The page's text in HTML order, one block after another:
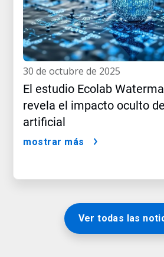
30 de octubre de 2025
El estudio Ecolab
revela el impacto oculto
artificial
mostrar más
Ver todas las